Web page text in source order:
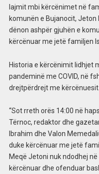
lajmit mbi kërcënimet në
komunën e Bujanocit,
dënon ashpër gjuhën e
kërcënuar me jetë familjen
Historia e kërcënimit lidhjet
pandeminë me COVID, në
drejtpërdrejt me kërcënuesit.
“Sot rreth orës 14:00 në
Tërnoc, redaktor dhe
Ibrahim dhe Valon
duke kërcënuar me jetë
Meqë Jetoni nuk ndodhej
kërcënuar dhe ofenduar